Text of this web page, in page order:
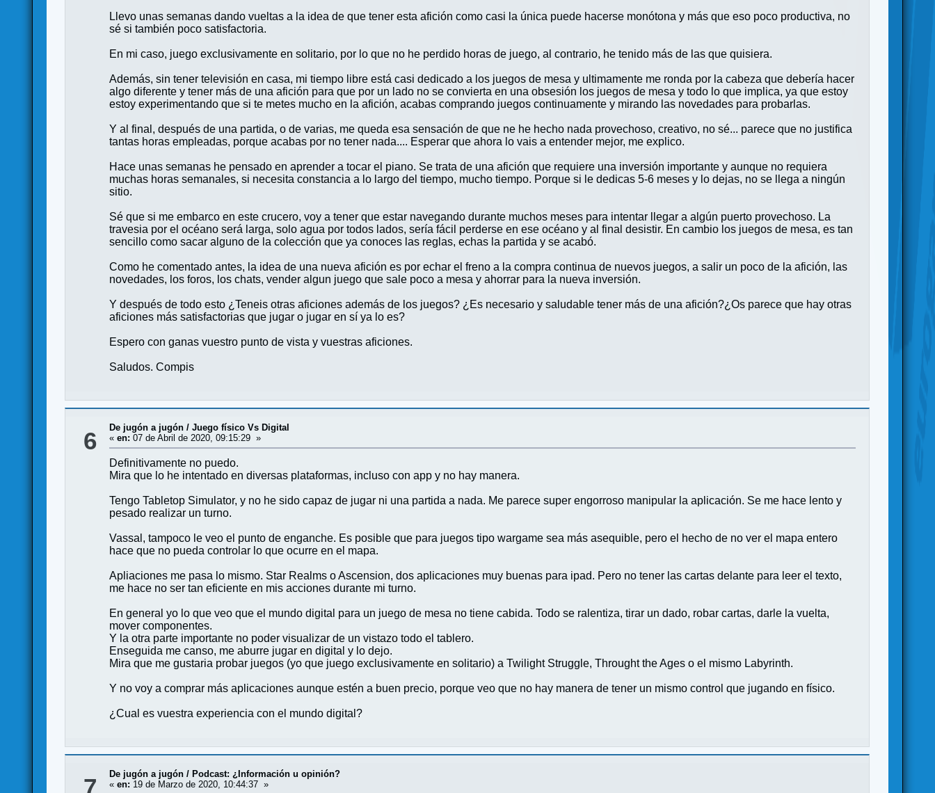
Llevo unas semanas dando vueltas a la idea de que tener esta afición como casi la única puede hacerse monótona y más que eso poco productiva, no
sé si también poco satisfactoria.
En mi caso, juego exclusivamente en solitario, por lo que no he perdido horas de juego, al contrario, he tenido más de las que quisiera.
Además, sin tener televisión en casa, mi tiempo libre está casi dedicado a los juegos de mesa y ultimamente me ronda por la cabeza que debería hacer
algo diferente y tener más de una afición para que por un lado no se convierta en una obsesión los juegos de mesa y todo lo que implica, ya que estoy
estoy experimentando que si te metes mucho en la afición, acabas comprando juegos continuamente y mirando las novedades para probarlas.
Y al final, después de una partida, o de varias, me queda esa sensación de que ne he hecho nada provechoso, creativo, no sé... parece que no justifica
tantas horas empleadas, porque acabas por no tener nada.... Esperar que ahora lo vais a entender mejor, me explico.
Hace unas semanas he pensado en aprender a tocar el piano. Se trata de una afición que requiere una inversión importante y aunque no requiera
muchas horas semanales, si necesita constancia a lo largo del tiempo, mucho tiempo. Porque si le dedicas 5-6 meses y lo dejas, no se llega a ningún
sitio.
Sé que si me embarco en este crucero, voy a tener que estar navegando durante muchos meses para intentar llegar a algún puerto provechoso. La
travesia por el océano será larga, solo agua por todos lados, sería fácil perderse en ese océano y al final desistir. En cambio los juegos de mesa, es tan
sencillo como sacar alguno de la colección que ya conoces las reglas, echas la partida y se acabó.
Como he comentado antes, la idea de una nueva afición es por echar el freno a la compra continua de nuevos juegos, a salir un poco de la afición, las
novedades, los foros, los chats, vender algun juego que sale poco a mesa y ahorrar para la nueva inversión.
Y después de todo esto ¿Teneis otras aficiones además de los juegos? ¿Es necesario y saludable tener más de una afición?¿Os parece que hay otras
aficiones más satisfactorias que jugar o jugar en sí ya lo es?
Espero con ganas vuestro punto de vista y vuestras aficiones.
Saludos. Compis
6 De jugón a jugón /Juego físico Vs Digital
«en: 07 de Abril de 2020, 09:15:29 »
Definitivamente no puedo.
Mira que lo he intentado en diversas plataformas, incluso con app y no hay manera.
Tengo Tabletop Simulator, y no he sido capaz de jugar ni una partida a nada. Me parece super engorroso manipular la aplicación. Se me hace lento y
pesado realizar un turno.
Vassal, tampoco le veo el punto de enganche. Es posible que para juegos tipo wargame sea más asequible, pero el hecho de no ver el mapa entero
hace que no pueda controlar lo que ocurre en el mapa.
Apliaciones me pasa lo mismo. Star Realms o Ascension, dos aplicaciones muy buenas para ipad. Pero no tener las cartas delante para leer el texto,
me hace no ser tan eficiente en mis acciones durante mi turno.
En general yo lo que veo que el mundo digital para un juego de mesa no tiene cabida. Todo se ralentiza, tirar un dado, robar cartas, darle la vuelta,
mover componentes.
Y la otra parte importante no poder visualizar de un vistazo todo el tablero.
Enseguida me canso, me aburre jugar en digital y lo dejo.
Mira que me gustaria probar juegos (yo que juego exclusivamente en solitario) a Twilight Struggle, Throught the Ages o el mismo Labyrinth.
Y no voy a comprar más aplicaciones aunque estén a buen precio, porque veo que no hay manera de tener un mismo control que jugando en físico.
¿Cual es vuestra experiencia con el mundo digital?
7 De jugón a jugón / Podcast: ¿Información u opinión?
«en: 19 de Marzo de 2020, 10:44:37 »